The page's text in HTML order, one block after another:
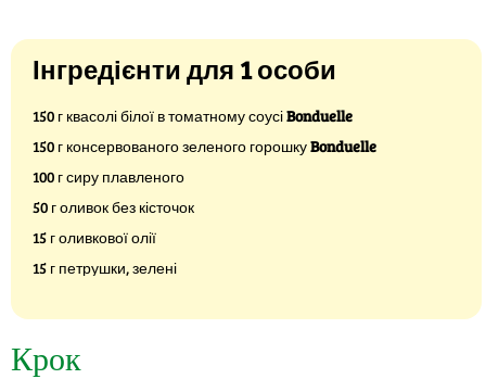
Інгредієнти для 1 особи
150 г квасолі білої в томатному соусіBonduelle
150 г консервованого зеленого горошкуBonduelle
100 г сиру плавленого
50 г оливок без кісточок
15 г оливкової олії
15 г петрушки, зелені
Крок